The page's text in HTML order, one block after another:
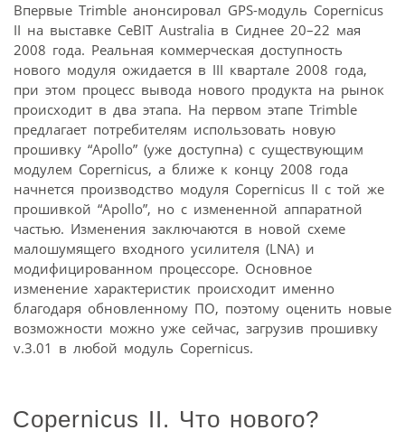
Впервые Trimble анонсировал GPS-модуль Copernicus
II на выставке CeBIT Australia в Сиднее 20–22 мая
2008 года. Реальная коммерческая доступность
нового модуля ожидается в III квартале 2008 года,
при этом процесс вывода нового продукта на рынок
происходит в два этапа. На первом этапе Trimble
предлагает потребителям использовать новую
прошивку “Apollo” (уже доступна) c существующим
модулем Copernicus, а ближе к концу 2008 года
начнется производство модуля Copernicus II с той же
прошивкой “Apollo”, но с измененной аппаратной
частью. Изменения заключаются в новой схеме
малошумящего входного усилителя (LNA) и
модифицированном процессоре. Основное
изменение характеристик происходит именно
благодаря обновленному ПО, поэтому оценить новые
возможности можно уже сейчас, загрузив прошивку
v.3.01 в любой модуль Copernicus.
Copernicus II. Что нового?